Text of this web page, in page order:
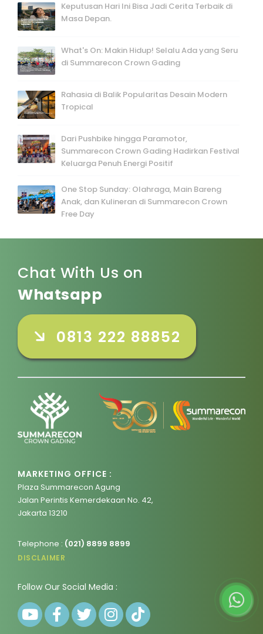
Keputusan Hari Ini Bisa Jadi Cerita Terbaik di
Masa Depan.
What's On: Makin Hidup! Selalu Ada yang Seru
di Summarecon Crown Gading
Rahasia di Balik Popularitas Desain Modern
Tropical
Dari Pushbike hingga Paramotor,
Summarecon Crown Gading Hadirkan Festival
Keluarga Penuh Energi Positif
One Stop Sunday: Olahraga, Main Bareng
Anak, dan Kulineran di Summarecon Crown
Free Day
Chat With Us on
Whatsapp
0813 222 88852
MARKETING OFFICE :
Plaza Summarecon Agung
Jalan Perintis Kemerdekaan No. 42,
Jakarta 13210
Telephone : (021) 8899 8899
DISCLAIMER
Follow Our Social Media :